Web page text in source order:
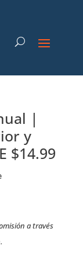
|
y
$14.99
a través